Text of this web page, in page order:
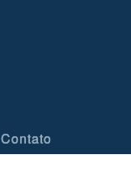
Contato